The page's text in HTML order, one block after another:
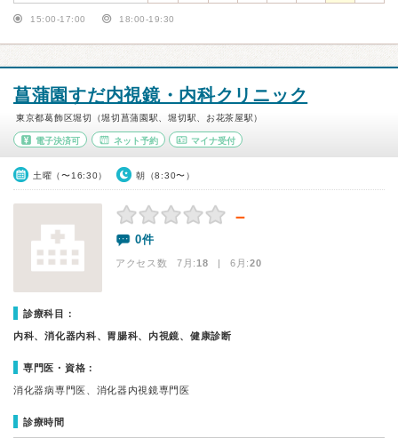
15:00-17:00 18:00-19:30
菖蒲園すだ内視鏡・内科クリニック
東京都葛飾区堀切（堀切菖蒲園駅、堀切駅、お花茶屋駅）
電子決済可 ネット予約 マイナ受付
土曜（〜16:30） 朝（8:30〜）
－
0件
アクセス数 7月:18 | 6月:20
診療科目：
内科、消化器内科、胃腸科、内視鏡、健康診断
専門医・資格：
消化器病専門医、消化器内視鏡専門医
診療時間